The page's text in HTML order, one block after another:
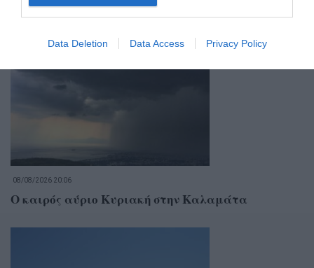
Data Deletion Data Access Privacy Policy
08/08/2026 20:06
Ο καιρός αύριο Κυριακή στην Καλαμάτα